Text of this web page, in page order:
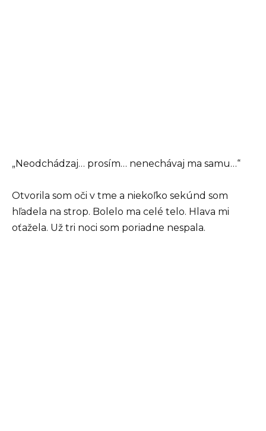
„Neodchádzaj… prosím… nenechávaj ma samu…“
Otvorila som oči v tme a niekoľko sekúnd som
hľadela na strop. Bolelo ma celé telo. Hlava mi
oťažela. Už tri noci som poriadne nespala.